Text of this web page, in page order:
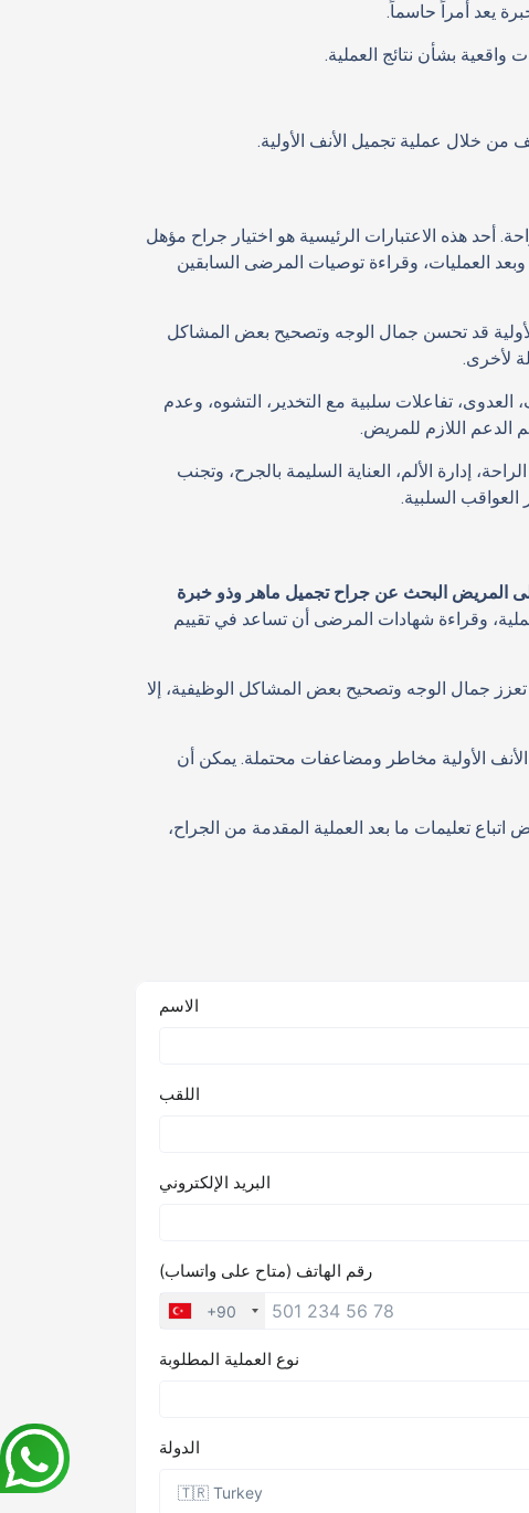
يعد أمراً حاسماً.
بشأن نتائج العملية.
خلال عملية تجميل الأنف الأولية.
أحد هذه الاعتبارات الرئيسية هو اختيار جراح مؤهل
العمليات، وقراءة توصيات المرضى السابقين
قد تحسن جمال الوجه وتصحيح بعض المشاكل
لأخرى.
تفاعلات سلبية مع التخدير، التشوه، وعدم
الدعم اللازم للمريض.
إدارة الألم، العناية السليمة بالجرح، وتجنب
السلبية.
المريض البحث عن جراح تجميل ماهر وذو خبرة
وقراءة شهادات المرضى أن تساعد في تقييم
جمال الوجه وتصحيح بعض المشاكل الوظيفية، إلا
الأولية مخاطر ومضاعفات محتملة. يمكن أن
تعليمات ما بعد العملية المقدمة من الجراح،